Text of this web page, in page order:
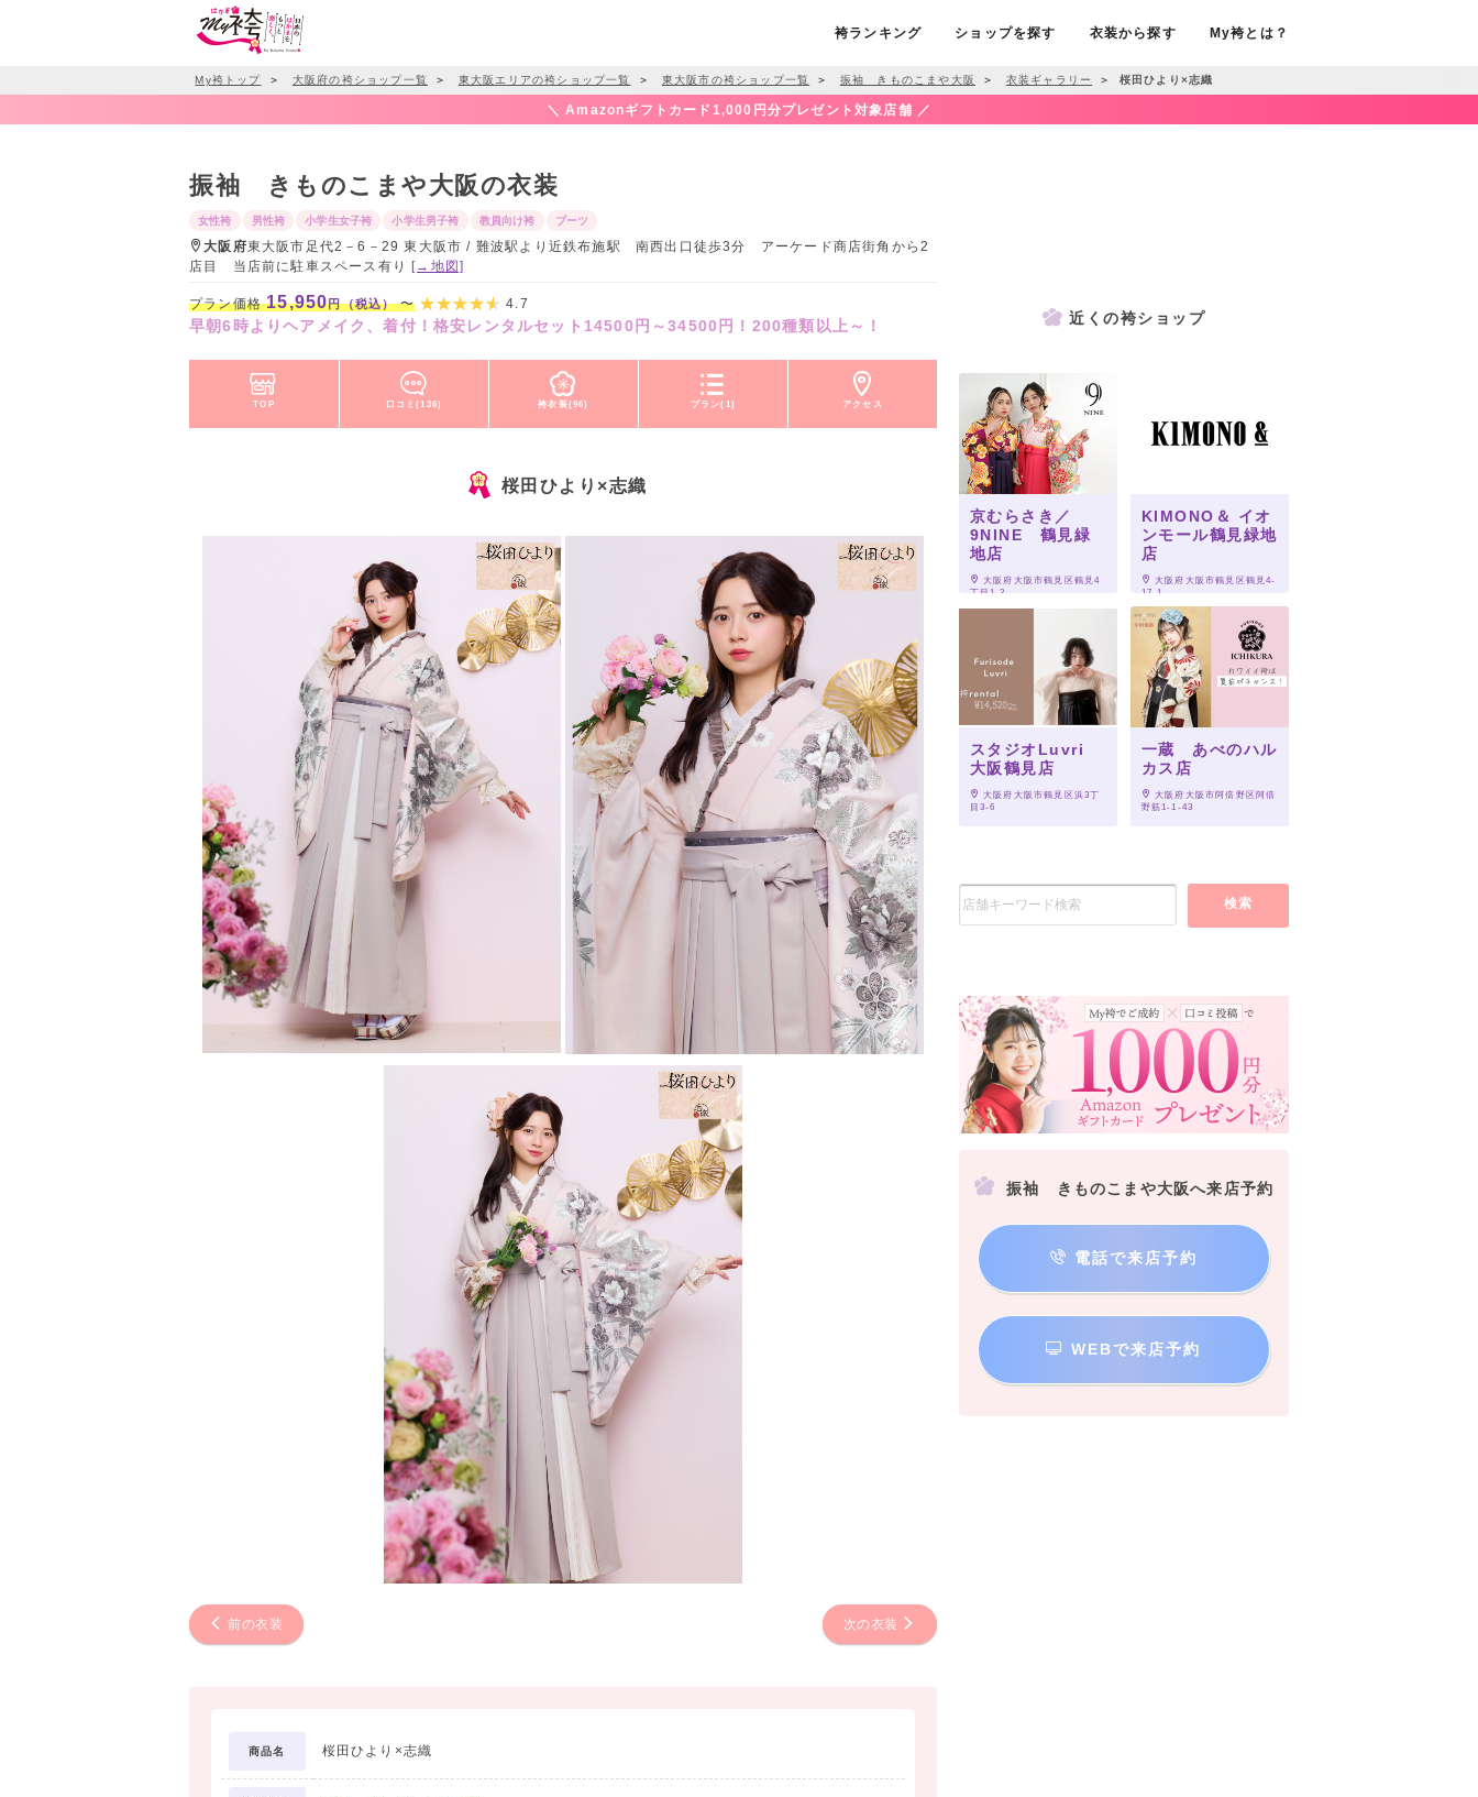
袴ランキング ショップを探す 衣装から探す My袴とは？
My袴トップ ＞ 大阪府の袴ショップ一覧 ＞ 東大阪エリアの袴ショップ一覧 ＞ 東大阪市の袴ショップ一覧 ＞ 振袖 きものこまや大阪 ＞ 衣装ギャラリー ＞ 桜田ひより×志織
＼ Amazonギフトカード1,000円分プレゼント対象店舗 ／
振袖 きものこまや大阪の衣装
女性袴 男性袴 小学生女子袴 小学生男子袴 教員向け袴 ブーツ
大阪府東大阪市足代2－6－29 東大阪市 / 難波駅より近鉄布施駅 南西出口徒歩3分 アーケード商店街角から2
店目 当店前に駐車スペース有り
[→地図]
プラン価格15,950円（税込）〜 4.7
早朝6時よりヘアメイク、着付！格安レンタルセット14500円～34500円！200種類以上～！
TOP 口コミ(136) 袴衣装(96) プラン(1) アクセス
桜田ひより×志織
前の衣装 次の衣装
商品名 桜田ひより×志織
近くの袴ショップ
京むらさき／
9NINE 鶴見緑
地店
大阪府大阪市鶴見区鶴見4
丁目1-2
KIMONO＆ イオ
ンモール鶴見緑地
店
大阪府大阪市鶴見区鶴見4-
17-1
スタジオLuvri
大阪鶴見店
大阪府大阪市鶴見区浜3丁
目3-6
一蔵 あべのハル
カス店
大阪府大阪市阿倍野区阿倍
野筋1-1-43
検索
振袖 きものこまや大阪へ来店予約
電話で来店予約
WEBで来店予約